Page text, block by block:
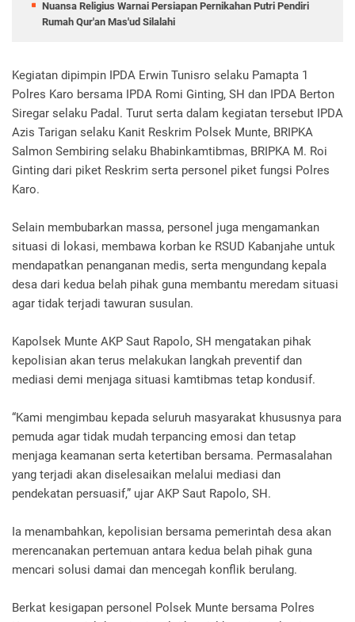
Nuansa Religius Warnai Persiapan Pernikahan Putri Pendiri
Rumah Qur'an Mas'ud Silalahi
Kegiatan dipimpin IPDA Erwin Tunisro selaku Pamapta 1
Polres Karo bersama IPDA Romi Ginting, SH dan IPDA Berton
Siregar selaku Padal. Turut serta dalam kegiatan tersebut IPDA
Azis Tarigan selaku Kanit Reskrim Polsek Munte, BRIPKA
Salmon Sembiring selaku Bhabinkamtibmas, BRIPKA M. Roi
Ginting dari piket Reskrim serta personel piket fungsi Polres
Karo.
Selain membubarkan massa, personel juga mengamankan
situasi di lokasi, membawa korban ke RSUD Kabanjahe untuk
mendapatkan penanganan medis, serta mengundang kepala
desa dari kedua belah pihak guna membantu meredam situasi
agar tidak terjadi tawuran susulan.
Kapolsek Munte AKP Saut Rapolo, SH mengatakan pihak
kepolisian akan terus melakukan langkah preventif dan
mediasi demi menjaga situasi kamtibmas tetap kondusif.
“Kami mengimbau kepada seluruh masyarakat khususnya para
pemuda agar tidak mudah terpancing emosi dan tetap
menjaga keamanan serta ketertiban bersama. Permasalahan
yang terjadi akan diselesaikan melalui mediasi dan
pendekatan persuasif,” ujar AKP Saut Rapolo, SH.
Ia menambahkan, kepolisian bersama pemerintah desa akan
merencanakan pertemuan antara kedua belah pihak guna
mencari solusi damai dan mencegah konflik berulang.
Berkat kesigapan personel Polsek Munte bersama Polres